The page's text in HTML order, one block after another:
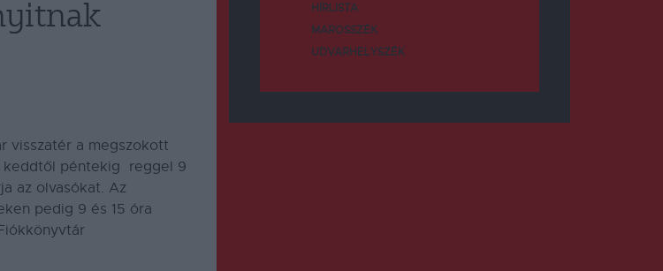
visszatér a megszokott
keddtől péntekig reggel 9
az olvasókat. Az
pedig 9 és 15 óra
HÍRLISTA
MAROSSZÉK
UDVARHELYSZÉK